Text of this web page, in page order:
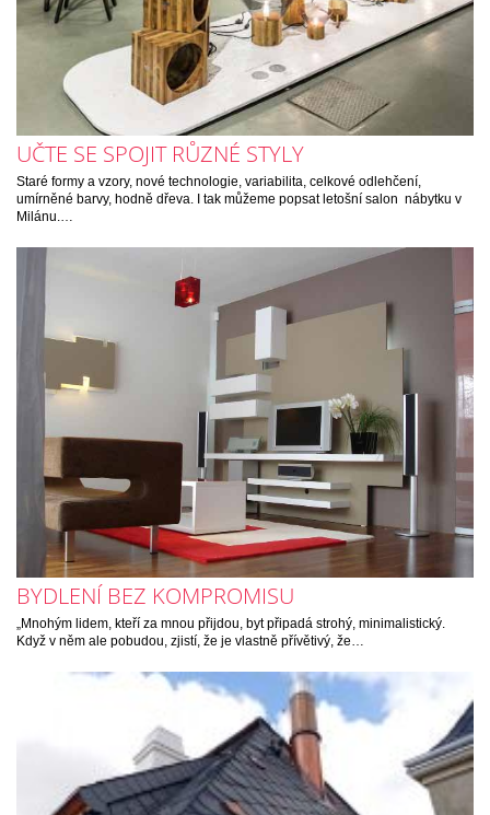
UČTE SE SPOJIT RŮZNÉ STYLY
Staré formy a vzory, nové technologie, variabilita, celkové odlehčení,
umírněné barvy, hodně dřeva. I tak můžeme popsat letošní salon nábytku v
Milánu.…
BYDLENÍ BEZ KOMPROMISU
„Mnohým lidem, kteří za mnou přijdou, byt připadá strohý, minimalistický.
Když v něm ale pobudou, zjistí, že je vlastně přívětivý, že…